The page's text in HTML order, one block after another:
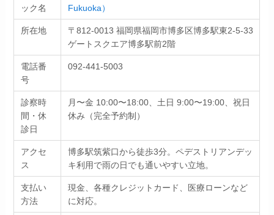
ック名
Fukuoka）
所在地
〒812-0013 福岡県福岡市博多区博多駅東2-5-33
ゲートスクエア博多駅前2階
電話番
号
092-441-5003
診察時
間・休
診日
月〜金 10:00〜18:00、土日 9:00〜19:00、祝日
休み（完全予約制）
アクセ
ス
博多駅筑紫口から徒歩3分。ペデストリアンデッ
キ利用で雨の日でも通いやすい立地。
支払い
方法
現金、各種クレジットカード、医療ローンなど
に対応。